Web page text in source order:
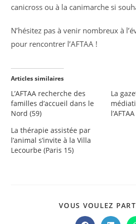
canicross ou à la canimarche si
N’hésitez pas à venir nombreux à
pour rencontrer l’AFTAA !
Articles similaires
L’AFTAA recherche des
familles d’accueil dans le
Nord (59)
La
l’AFTAA
La thérapie assistée par
l’animal s’invite à la Villa
Lecourbe (Paris 15)
VOUS VOULEZ